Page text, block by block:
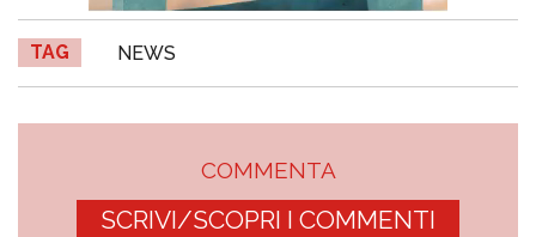
TAG NEWS
COMMENTA
SCRIVI/SCOPRI I COMMENTI